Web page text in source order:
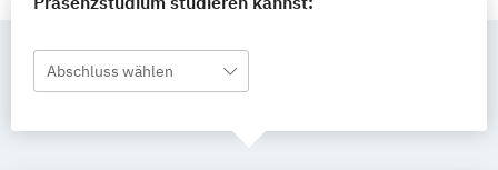
Abschluss wählen